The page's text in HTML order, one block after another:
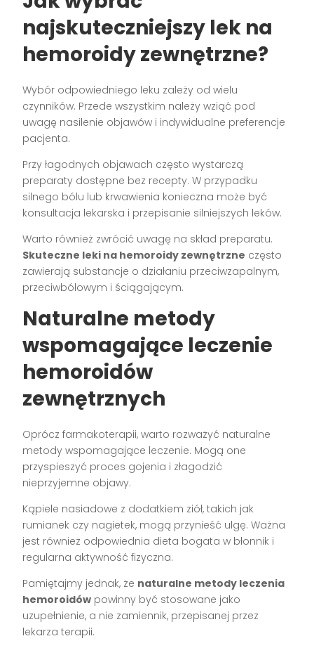
najskuteczniejszy lek na
hemoroidy zewnętrzne?
Wybór odpowiedniego leku zależy od wielu
czynników. Przede wszystkim należy wziąć pod
uwagę nasilenie objawów i indywidualne preferencje
pacjenta.
Przy łagodnych objawach często wystarczą
preparaty dostępne bez recepty. W przypadku
silnego bólu lub krwawienia konieczna może być
konsultacja lekarska i przepisanie silniejszych leków.
Warto również zwrócić uwagę na skład preparatu.
Skuteczne leki na hemoroidy zewnętrzne często
zawierają substancje o działaniu przeciwzapalnym,
przeciwbólowym i ściągającym.
Naturalne metody
wspomagające leczenie
hemoroidów
zewnętrznych
Oprócz farmakoterapii, warto rozważyć naturalne
metody wspomagające leczenie. Mogą one
przyspieszyć proces gojenia i złagodzić
nieprzyjemne objawy.
Kąpiele nasiadowe z dodatkiem ziół, takich jak
rumianek czy nagietek, mogą przynieść ulgę. Ważna
jest również odpowiednia dieta bogata w błonnik i
regularna aktywność fizyczna.
Pamiętajmy jednak, że naturalne metody leczenia
hemoroidów powinny być stosowane jako
uzupełnienie, a nie zamiennik, przepisanej przez
lekarza terapii.